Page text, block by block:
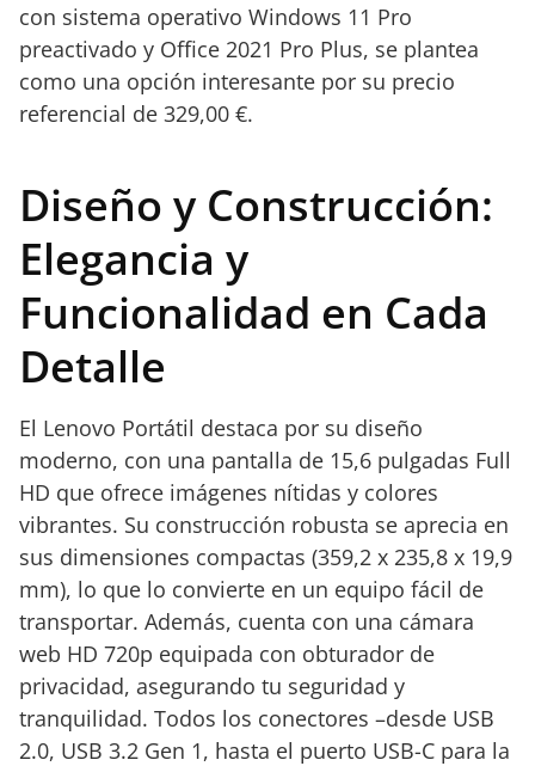
con sistema operativo Windows 11 Pro
preactivado y Office 2021 Pro Plus, se plantea
como una opción interesante por su precio
referencial de 329,00 €.
Diseño y Construcción:
Elegancia y
Funcionalidad en Cada
Detalle
El Lenovo Portátil destaca por su diseño
moderno, con una pantalla de 15,6 pulgadas Full
HD que ofrece imágenes nítidas y colores
vibrantes. Su construcción robusta se aprecia en
sus dimensiones compactas (359,2 x 235,8 x 19,9
mm), lo que lo convierte en un equipo fácil de
transportar. Además, cuenta con una cámara
web HD 720p equipada con obturador de
privacidad, asegurando tu seguridad y
tranquilidad. Todos los conectores –desde USB
2.0, USB 3.2 Gen 1, hasta el puerto USB-C para la